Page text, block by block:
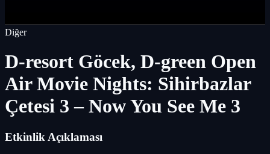
Diğer
D-resort Göcek, D-green Open
Air Movie Nights: Sihirbazlar
Çetesi 3 – Now You See Me 3
Etkinlik Açıklaması